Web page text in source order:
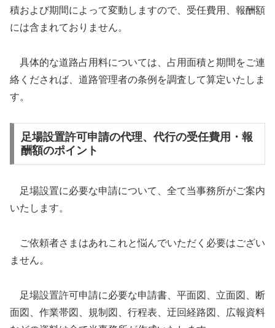
積および期間によって変動しますので、受任費用、報酬額
には含まれておりません。
具体的な道路占用料については、占用面積と期間をご連
絡くだされば、道路管理者の条例を調査して算定いたしま
す。
足場設置許可申請の代理、代行の受任費用・報
酬額のポイント
足場設置に必要な申請について、全て当事務所がご案内
いたします。
ご依頼者さまはあれこれと悩んでいただく必要はござい
ません。
足場設置許可申請に必要な申請書、平面図、立面図、断
面図、作業帯図、規制図、行程表、迂回経路図、広報資料